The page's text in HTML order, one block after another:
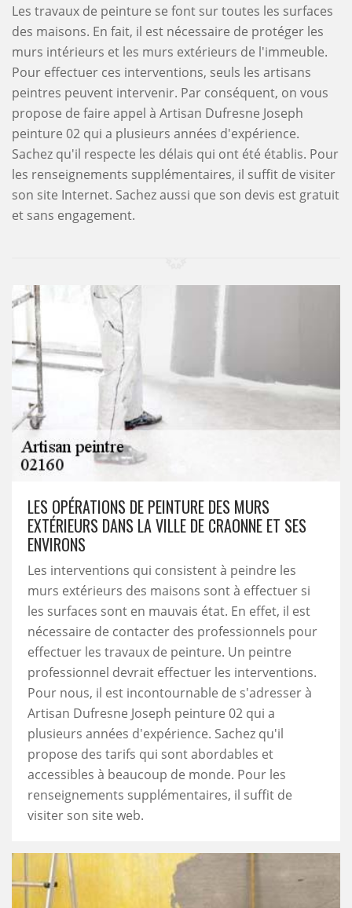
Les travaux de peinture se font sur toutes les surfaces
des maisons. En fait, il est nécessaire de protéger les
murs intérieurs et les murs extérieurs de l'immeuble.
Pour effectuer ces interventions, seuls les artisans
peintres peuvent intervenir. Par conséquent, on vous
propose de faire appel à Artisan Dufresne Joseph
peinture 02 qui a plusieurs années d'expérience.
Sachez qu'il respecte les délais qui ont été établis. Pour
les renseignements supplémentaires, il suffit de visiter
son site Internet. Sachez aussi que son devis est gratuit
et sans engagement.
LES OPÉRATIONS DE PEINTURE DES MURS
EXTÉRIEURS DANS LA VILLE DE CRAONNE ET SES
ENVIRONS
Les interventions qui consistent à peindre les
murs extérieurs des maisons sont à effectuer si
les surfaces sont en mauvais état. En effet, il est
nécessaire de contacter des professionnels pour
effectuer les travaux de peinture. Un peintre
professionnel devrait effectuer les interventions.
Pour nous, il est incontournable de s'adresser à
Artisan Dufresne Joseph peinture 02 qui a
plusieurs années d'expérience. Sachez qu'il
propose des tarifs qui sont abordables et
accessibles à beaucoup de monde. Pour les
renseignements supplémentaires, il suffit de
visiter son site web.